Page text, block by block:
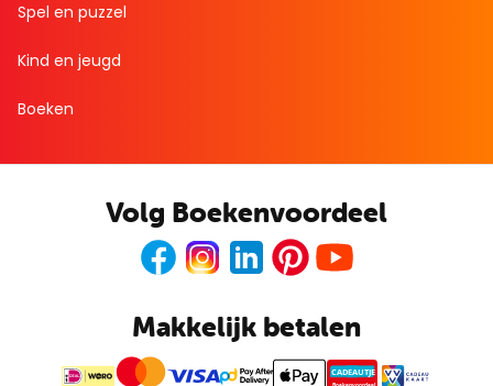
Spel en puzzel
Kind en jeugd
Boeken
Volg Boekenvoordeel
FacebookInstagramLinkedInPinterest
Makkelijk betalen
CADEAUTJE